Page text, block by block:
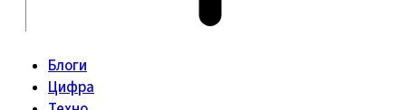
Блоги
Цифра